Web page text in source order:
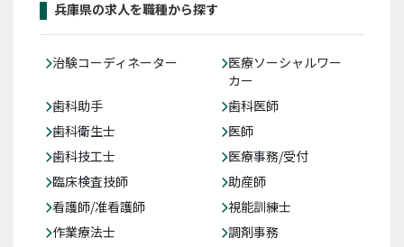
兵庫県の求人を職種から探す
治験コーディネーター
医療ソーシャルワー
カー
歯科助手
歯科医師
歯科衛生士
医師
歯科技工士
医療事務/受付
臨床検査技師
助産師
看護師/准看護師
視能訓練士
作業療法士
調剤事務